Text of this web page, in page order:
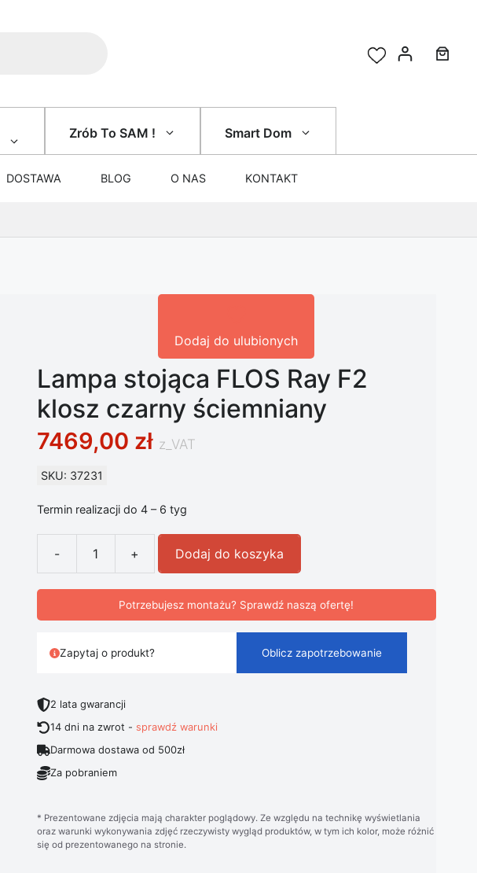
Zrób To SAM ! Smart Dom
DOSTAWA BLOG O NAS KONTAKT
Dodaj do ulubionych
Lampa stojąca FLOS Ray F2
klosz czarny ściemniany
7469,00 zł z_VAT
SKU: 37231
Termin realizacji do 4 – 6 tyg
-
ilość Lampa stojąca FLOS Ray F2 klosz czarny ściemniany
+ Dodaj do koszyka
Potrzebujesz montażu? Sprawdź naszą ofertę!
Zapytaj o produkt? Oblicz zapotrzebowanie
2 lata gwarancji
14 dni na zwrot -sprawdź warunki
Darmowa dostawa od 500zł
Za pobraniem
* Prezentowane zdjęcia mają charakter poglądowy. Ze względu na technikę wyświetlania
oraz warunki wykonywania zdjęć rzeczywisty wygląd produktów, w tym ich kolor, może różnić
się od prezentowanego na stronie.